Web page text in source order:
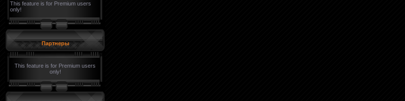
This feature is for Premium users
only!
Партнеры
This feature is for Premium users
only!